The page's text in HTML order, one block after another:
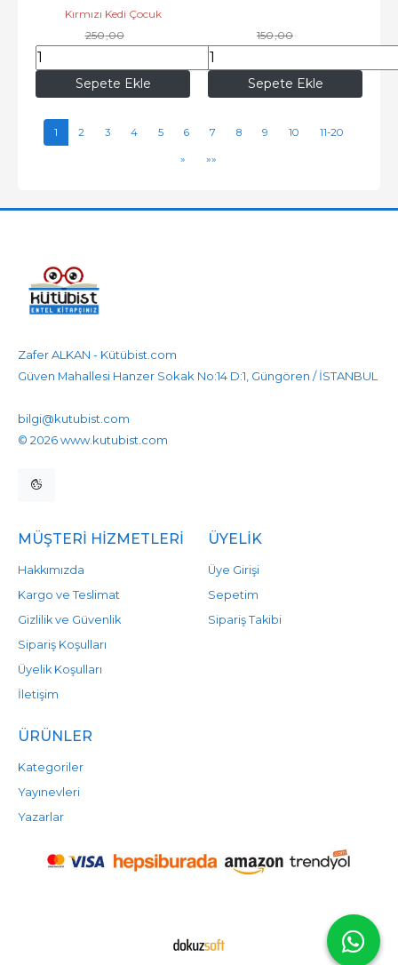
Sepete Ekle
Kırmızı Kedi Çocuk
250,00
215,00
Sepete Ekle
150,00
129,00
1 2 3 4 5 6 7 8 9 10 11-20
» »»
Zafer ALKAN - Kütübist.com
Güven Mahallesi Hanzer Sokak No:14 D:1, Güngören / İSTANBUL
bilgi@kutubist.com
© 2026 www.kutubist.com
MÜŞTERI HIZMETLERI
Hakkımızda
Kargo ve Teslimat
Gizlilik ve Güvenlik
Sipariş Koşulları
Üyelik Koşulları
İletişim
ÜYELIK
Üye Girişi
Sepetim
Sipariş Takibi
ÜRÜNLER
Kategoriler
Yayınevleri
Yazarlar